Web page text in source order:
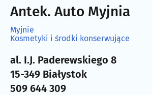
Antek. Auto Myjnia
Myjnie
Kosmetyki i środki konserwujące
al. I.J. Paderewskiego 8
15-349 Białystok
509 644 309